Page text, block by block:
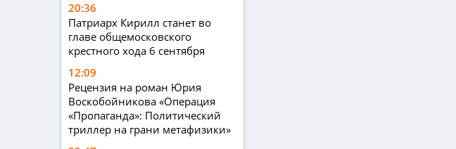
20:36
Патриарх Кирилл станет во
главе общемосковского
крестного хода 6 сентября
12:09
Рецензия на роман Юрия
Воскобойникова «Операция
«Пропаганда»: Политический
триллер на грани метафизики»